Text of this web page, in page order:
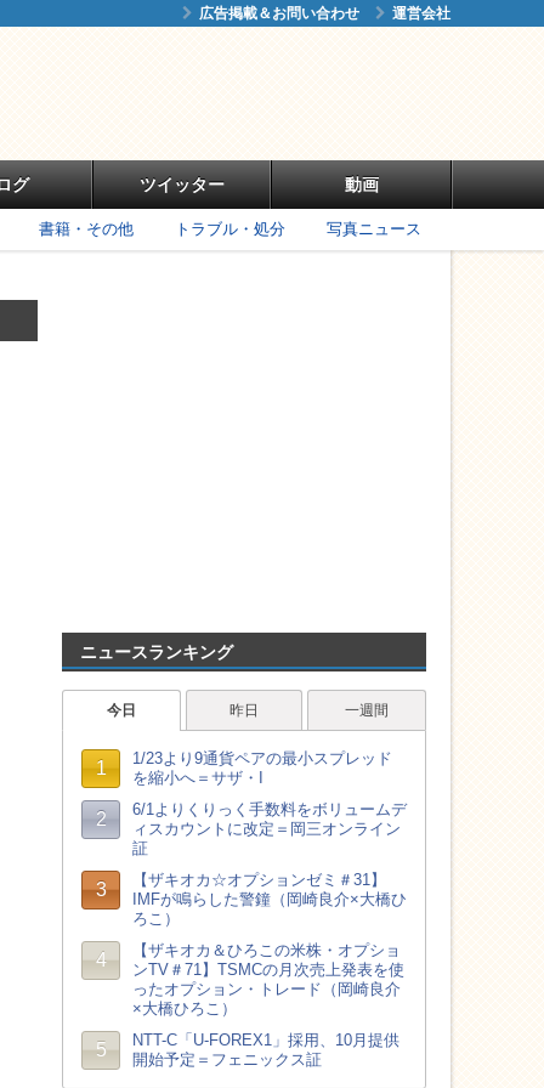
広告掲載＆お問い合わせ 運営会社
グ ツイッター 動画
書籍・その他 トラブル・処分 写真ニュース
ニュースランキング